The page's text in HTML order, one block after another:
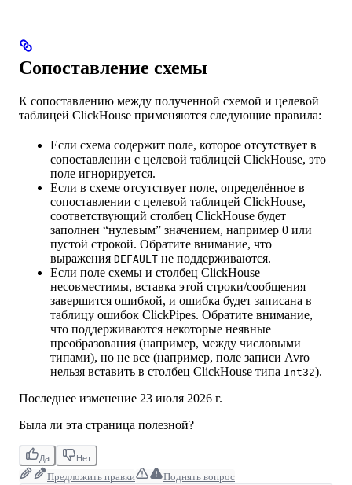
Сопоставление схемы
К сопоставлению между полученной схемой и целевой
таблицей ClickHouse применяются следующие правила:
Если схема содержит поле, которое отсутствует в
сопоставлении с целевой таблицей ClickHouse, это
поле игнорируется.
Если в схеме отсутствует поле, определённое в
сопоставлении с целевой таблицей ClickHouse,
соответствующий столбец ClickHouse будет
заполнен “нулевым” значением, например 0 или
пустой строкой. Обратите внимание, что
выражения DEFAULT не поддерживаются.
Если поле схемы и столбец ClickHouse
несовместимы, вставка этой строки/сообщения
завершится ошибкой, и ошибка будет записана в
таблицу ошибок ClickPipes. Обратите внимание,
что поддерживаются некоторые неявные
преобразования (например, между числовыми
типами), но не все (например, поле записи Avro
нельзя вставить в столбец ClickHouse типа Int32).
Последнее изменение 23 июля 2026 г.
Была ли эта страница полезной?
Да Нет
Предложить правки Поднять вопрос